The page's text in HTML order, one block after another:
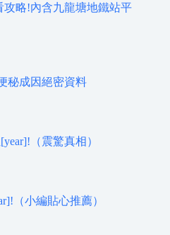
攻略!內含九龍塘地鐵站平
秘成因絕密資料
（震驚真相）
（小編貼心推薦）